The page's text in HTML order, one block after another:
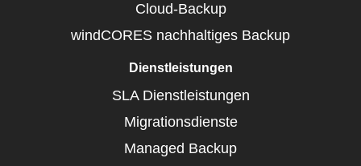
Cloud-Backup
windCORES nachhaltiges Backup
Dienstleistungen
SLA Dienstleistungen
Migrationsdienste
Managed Backup